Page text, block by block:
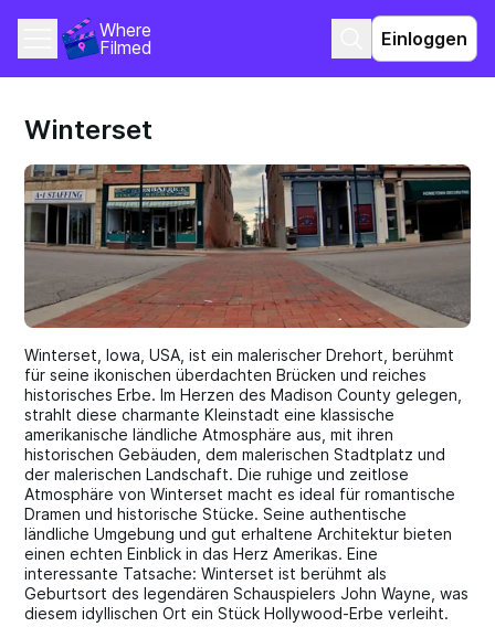
Where
Filmed
Einloggen
Winterset
Winterset, Iowa, USA, ist ein malerischer Drehort, berühmt
für seine ikonischen überdachten Brücken und reiches
historisches Erbe. Im Herzen des Madison County gelegen,
strahlt diese charmante Kleinstadt eine klassische
amerikanische ländliche Atmosphäre aus, mit ihren
historischen Gebäuden, dem malerischen Stadtplatz und
der malerischen Landschaft. Die ruhige und zeitlose
Atmosphäre von Winterset macht es ideal für romantische
Dramen und historische Stücke. Seine authentische
ländliche Umgebung und gut erhaltene Architektur bieten
einen echten Einblick in das Herz Amerikas. Eine
interessante Tatsache: Winterset ist berühmt als
Geburtsort des legendären Schauspielers John Wayne, was
diesem idyllischen Ort ein Stück Hollywood-Erbe verleiht.